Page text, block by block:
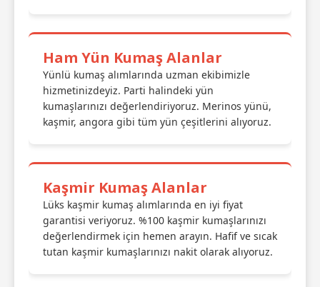
Ham Yün Kumaş Alanlar
Yünlü kumaş alımlarında uzman ekibimizle
hizmetinizdeyiz. Parti halindeki yün
kumaşlarınızı değerlendiriyoruz. Merinos yünü,
kaşmir, angora gibi tüm yün çeşitlerini alıyoruz.
Kaşmir Kumaş Alanlar
Lüks kaşmir kumaş alımlarında en iyi fiyat
garantisi veriyoruz. %100 kaşmir kumaşlarınızı
değerlendirmek için hemen arayın. Hafif ve sıcak
tutan kaşmir kumaşlarınızı nakit olarak alıyoruz.